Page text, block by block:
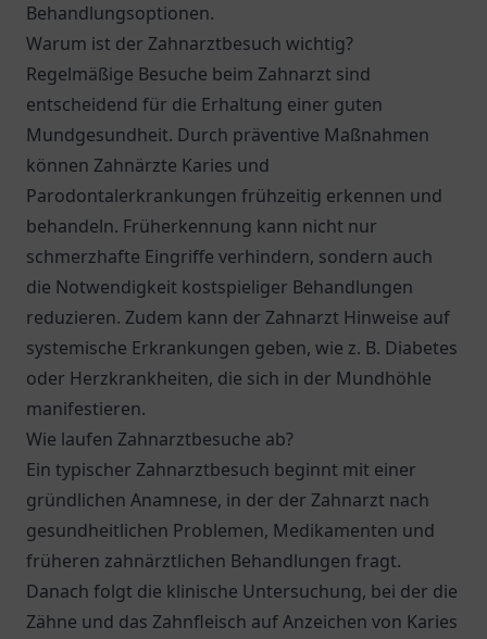
Behandlungsoptionen.
Warum ist der Zahnarztbesuch wichtig?
Regelmäßige Besuche beim Zahnarzt sind
entscheidend für die Erhaltung einer guten
Mundgesundheit. Durch präventive Maßnahmen
können Zahnärzte Karies und
Parodontalerkrankungen frühzeitig erkennen und
behandeln. Früherkennung kann nicht nur
schmerzhafte Eingriffe verhindern, sondern auch
die Notwendigkeit kostspieliger Behandlungen
reduzieren. Zudem kann der Zahnarzt Hinweise auf
systemische Erkrankungen geben, wie z. B. Diabetes
oder Herzkrankheiten, die sich in der Mundhöhle
manifestieren.
Wie laufen Zahnarztbesuche ab?
Ein typischer Zahnarztbesuch beginnt mit einer
gründlichen Anamnese, in der der Zahnarzt nach
gesundheitlichen Problemen, Medikamenten und
früheren zahnärztlichen Behandlungen fragt.
Danach folgt die klinische Untersuchung, bei der die
Zähne und das Zahnfleisch auf Anzeichen von Karies